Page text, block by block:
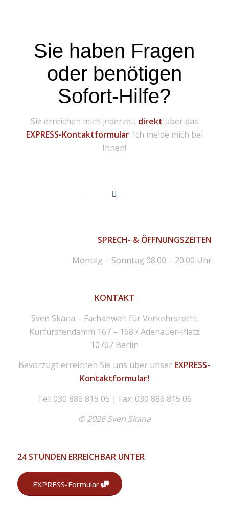
Sie haben Fragen
oder benötigen
Sofort-Hilfe?
Sie erreichen mich jederzeit direkt über das
EXPRESS-Kontaktformular. Ich melde mich bei
Ihnen!
SPRECH- & ÖFFNUNGSZEITEN
Montag – Sonntag 08.00 – 20.00 Uhr
KONTAKT
Sven Skana – Fachanwalt für Verkehrsrecht
Kurfürstendamm 167 – 168 / Adenauer-Platz
10707 Berlin
Bevorzugt erreichen Sie uns über unser EXPRESS-
Kontaktformular!
Tel: 030 886 815 05 | Fax: 030 886 815 06
© 2026 Sven Skana
24 STUNDEN ERREICHBAR UNTER
EXPRESS-Formular